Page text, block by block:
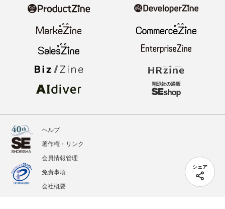
シェア
ヘルプ
著作権・リンク
会員情報管理
免責事項
会社概要